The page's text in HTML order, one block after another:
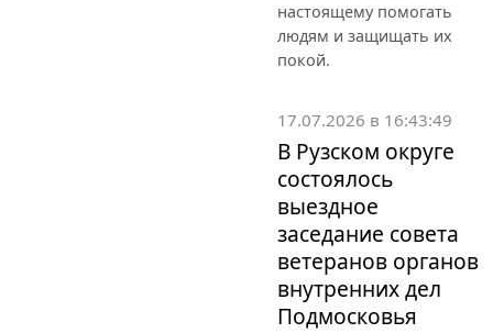
настоящему помогать
людям и защищать их
покой.
17.07.2026 в 16:43:49
В Рузском округе
состоялось
выездное
заседание совета
ветеранов органов
внутренних дел
Подмосковья